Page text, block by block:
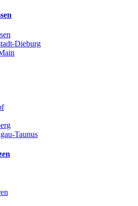
Dieburg
Taunus